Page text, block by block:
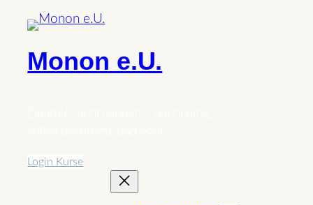
Inhalt
Monon e.U.
Login Kurse